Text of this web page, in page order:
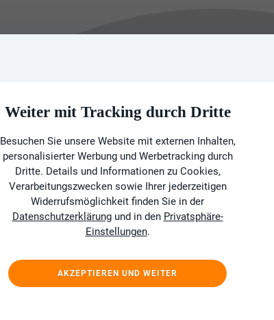
Weiter mit Tracking durch Dritte
Besuchen Sie unsere Website mit externen Inhalten,
personalisierter Werbung und Werbetracking durch
Dritte. Details und Informationen zu Cookies,
Verarbeitungszwecken sowie Ihrer jederzeitigen
Widerrufsmöglichkeit finden Sie in der
Datenschutzerklärungund in den Privatsphäre-
Einstellungen.
AKZEPTIEREN UND WEITER